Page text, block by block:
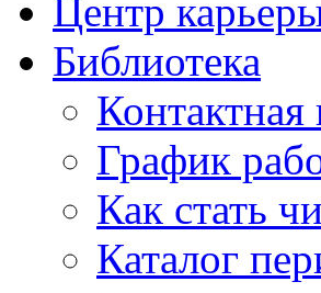
Центр
Библиотека
График
Как стать
Каталог